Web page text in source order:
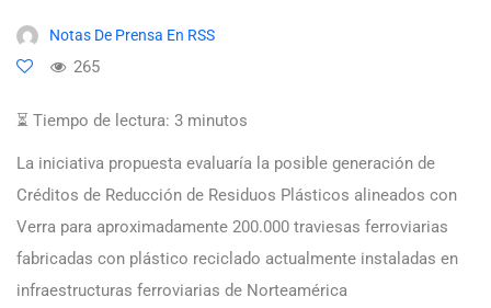
Notas De Prensa En RSS
265
⏳ Tiempo de lectura: 3 minutos
La iniciativa propuesta evaluaría la posible generación de
Créditos de Reducción de Residuos Plásticos alineados con
Verra para aproximadamente 200.000 traviesas ferroviarias
fabricadas con plástico reciclado actualmente instaladas en
infraestructuras ferroviarias de Norteamérica